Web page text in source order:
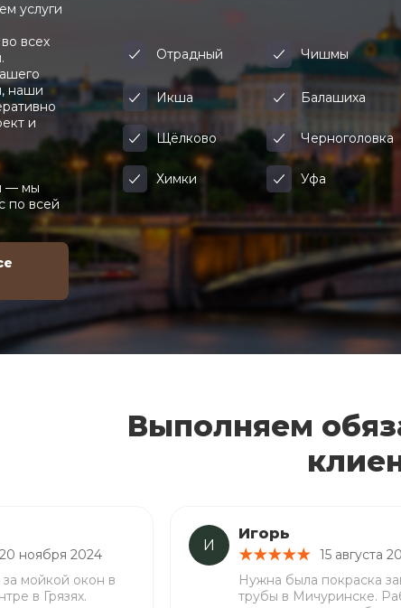
услуги
всех
наши
и
— мы
по всей
Отрадный Чишмы
Икша Балашиха
Щёлково Черноголовка
Химки Уфа
Выполняем
20 ноября 2024
мойкой окон в
в Грязях.
И
Игорь
15 августа
Нужна была покраска
трубы в Мичуринске.